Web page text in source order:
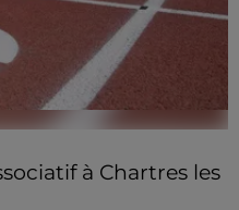
à Chartres les